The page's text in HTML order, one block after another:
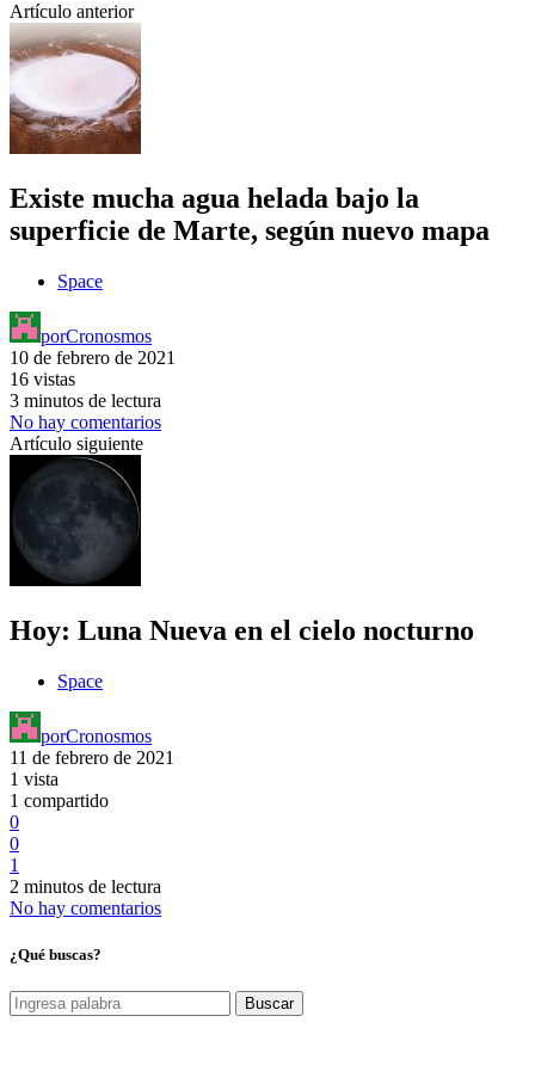
Artículo anterior
Existe mucha agua helada bajo la
superficie de Marte, según nuevo mapa
Space
porCronosmos
10 de febrero de 2021
16 vistas
3 minutos de lectura
No hay comentarios
Artículo siguiente
Hoy: Luna Nueva en el cielo nocturno
Space
porCronosmos
11 de febrero de 2021
1 vista
1 compartido
0
0
1
2 minutos de lectura
No hay comentarios
¿Qué buscas?
Buscar